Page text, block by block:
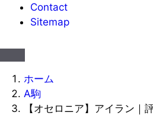
Contact
Sitemap
ホーム
A駒
【オセロニア】アイラン｜